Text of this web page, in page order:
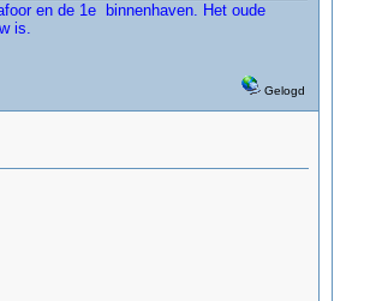
en de 1e binnenhaven. Het oude
is.
Gelogd